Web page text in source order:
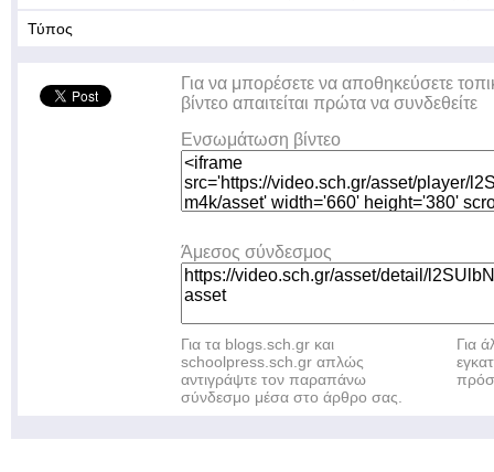
Τύπος
Για να μπορέσετε να αποθηκεύσετε
βίντεο απαιτείται πρώτα να συνδεθείτε
Ενσωμάτωση βίντεο
Άμεσος σύνδεσμος
Για τα blogs.sch.gr και
schoolpress.sch.gr απλώς
αντιγράψτε τον παραπάνω
σύνδεσμο μέσα στο άρθρο σας.
Για